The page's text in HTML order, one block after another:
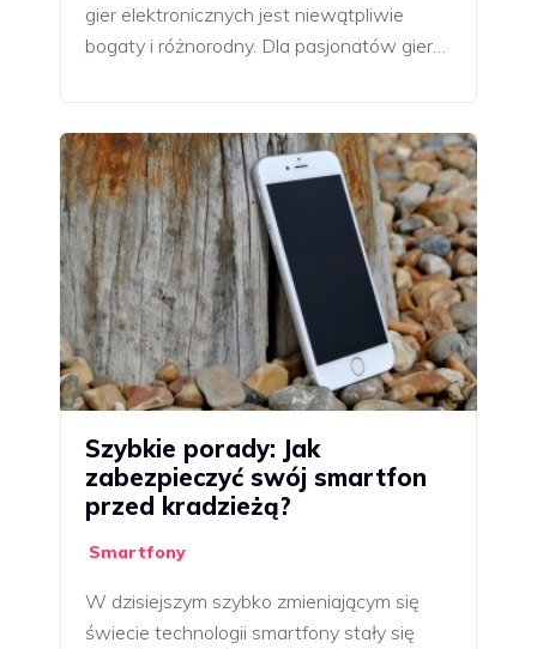
gier elektronicznych jest niewątpliwie
bogaty i różnorodny. Dla pasjonatów gier…
Szybkie porady: Jak
zabezpieczyć swój smartfon
przed kradzieżą?
Smartfony
W dzisiejszym szybko zmieniającym się
świecie technologii smartfony stały się